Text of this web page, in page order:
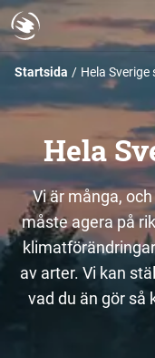
Startsida Hela Sverige
Hela
Vi är många,
måste agera på
av arter. Vi kan
vad du än gör så